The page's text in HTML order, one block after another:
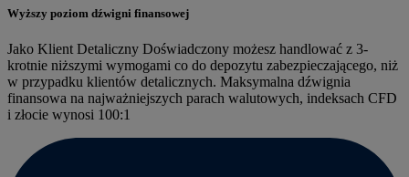
Wyższy poziom dźwigni finansowej
Jako Klient Detaliczny Doświadczony możesz handlować z 3-
krotnie niższymi wymogami co do depozytu zabezpieczającego, niż
w przypadku klientów detalicznych. Maksymalna dźwignia
finansowa na najważniejszych parach walutowych, indeksach CFD
i złocie wynosi 100:1